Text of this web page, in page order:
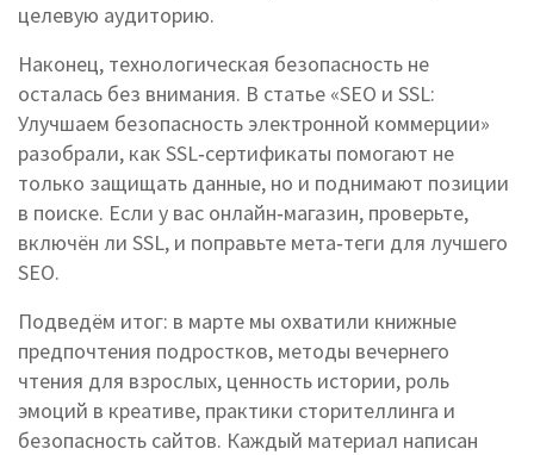
целевую аудиторию.
Наконец, технологическая безопасность не
осталась без внимания. В статье «SEO и SSL:
Улучшаем безопасность электронной коммерции»
разобрали, как SSL‑сертификаты помогают не
только защищать данные, но и поднимают позиции
в поиске. Если у вас онлайн‑магазин, проверьте,
включён ли SSL, и поправьте мета‑теги для лучшего
SEO.
Подведём итог: в марте мы охватили книжные
предпочтения подростков, методы вечернего
чтения для взрослых, ценность истории, роль
эмоций в креативе, практики сторителлинга и
безопасность сайтов. Каждый материал написан